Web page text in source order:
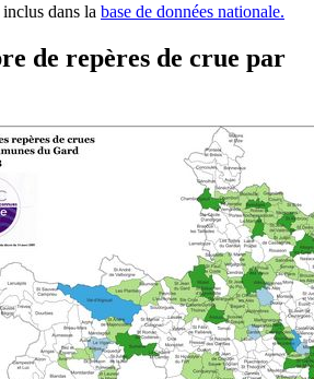
dans la base de données nationale.
de repères de crue par